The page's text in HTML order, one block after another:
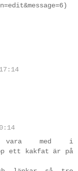
vara med i
ett kakfat är på